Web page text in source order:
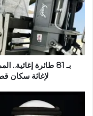
بـ 81 طائرة
لإغاثة سكان